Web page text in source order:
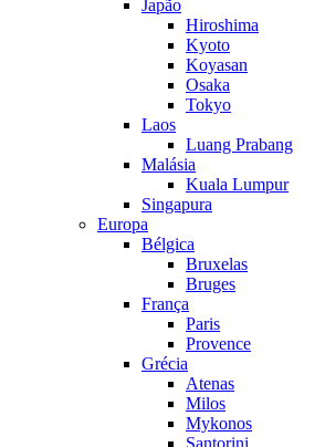
Japão
Hiroshima
Kyoto
Koyasan
Osaka
Tokyo
Laos
Luang Prabang
Malásia
Kuala Lumpur
Singapura
Europa
Bélgica
Bruxelas
Bruges
França
Paris
Provence
Grécia
Atenas
Milos
Mykonos
Santorini